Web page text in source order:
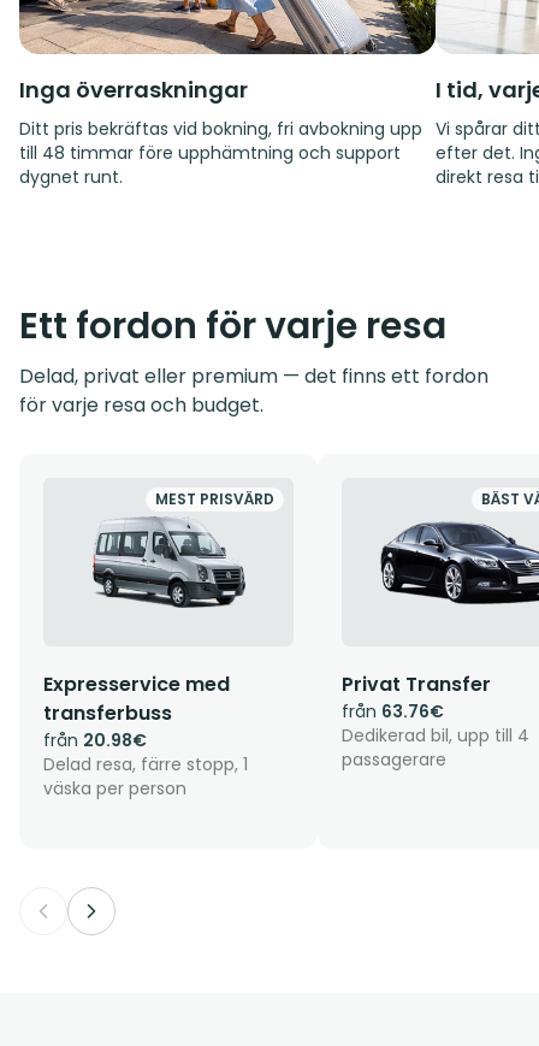
Inga överraskningar
Ditt pris bekräftas vid bokning, fri avbokning upp
till 48 timmar före upphämtning och support
dygnet runt.
I tid,
Vi spårar
efter det.
direkt resa
Ett fordon för varje resa
Delad, privat eller premium — det finns ett fordon
för varje resa och budget.
MEST PRISVÄRD
Expresservice med
transferbuss
från 20.98€
Delad resa, färre stopp, 1
väska per person
BÄST
Privat Transfer
från 63.76€
Dedikerad bil, upp till 4
passagerare